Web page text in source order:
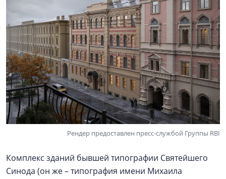
Рендер предоставлен пресс-службой Группы RBI
Комплекс зданий бывшей типографии Святейшего
Синода (он же – типография имени Михаила